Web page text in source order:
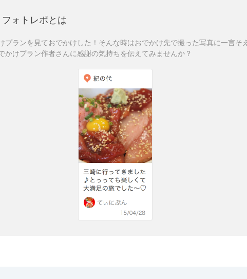
フォトレポとは
プランを見ておでかけした！そんな時はおでかけ先で撮った写真に一言そえ
かけプラン作者さんに感謝の気持ちを伝えてみませんか？